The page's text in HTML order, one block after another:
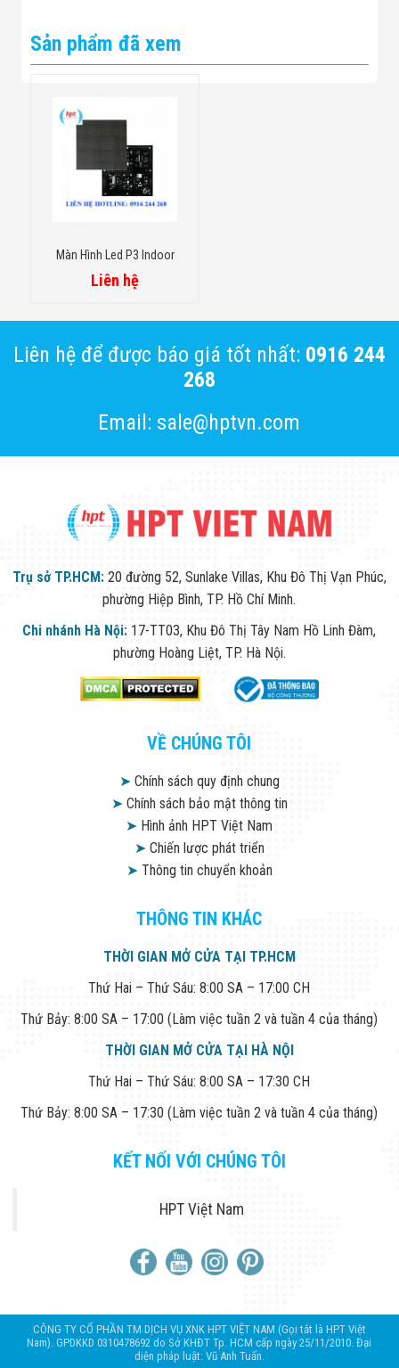
Sản phẩm đã xem
Màn Hình Led P3 Indoor
Liên hệ
Liên hệ để được báo giá tốt nhất: 0916 244
268
Email: sale@hptvn.com
Trụ sở TP.HCM: 20 đường 52, Sunlake Villas, Khu Đô Thị Vạn Phúc,
phường Hiệp Bình, TP. Hồ Chí Minh.
Chi nhánh Hà Nội: 17-TT03, Khu Đô Thị Tây Nam Hồ Linh Đàm,
phường Hoàng Liệt, TP. Hà Nội.
VỀ CHÚNG TÔI
➤Chính sách quy định chung
➤Chính sách bảo mật thông tin
➤ Hình ảnh HPT Việt Nam
➤Chiến lược phát triển
➤Thông tin chuyển khoản
THÔNG TIN KHÁC
THỜI GIAN MỞ CỬA TẠI TP.HCM
Thứ Hai – Thứ Sáu: 8:00 SA – 17:00 CH
Thứ Bảy: 8:00 SA – 17:00 (Làm việc tuần 2 và tuần 4 của tháng)
THỜI GIAN MỞ CỬA TẠI HÀ NỘI
Thứ Hai – Thứ Sáu: 8:00 SA – 17:30 CH
Thứ Bảy: 8:00 SA – 17:30 (Làm việc tuần 2 và tuần 4 của tháng)
KẾT NỐI VỚI CHÚNG TÔI
HPT Việt Nam
CÔNG TY CỔ PHẦN TM DỊCH VỤ XNK HPT VIỆT NAM (Gọi tắt là HPT Việt
Nam). GPDKKD 0310478692 do Sở KHĐT Tp. HCM cấp ngày 25/11/2010. Đại
diện pháp luật: Vũ Anh Tuấn.